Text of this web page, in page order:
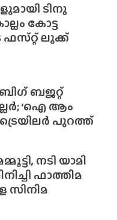
ടിനു
കോട്ട
ഫസ്‌റ്റ് ലുക്ക്
ബജറ്റ്
‘ഐ ആം
ട്രെയിലർ പുറത്ത്
നടി യാമി
ഫാത്തിമ
സിനിമ